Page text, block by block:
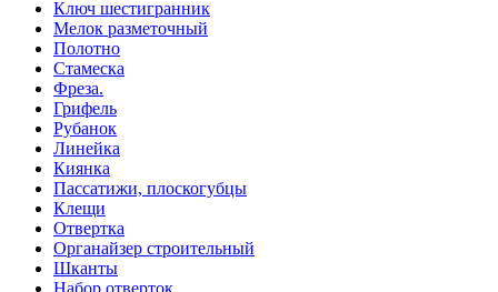
Ключ шестигранник
Мелок разметочный
Полотно
Стамеска
Фреза.
Грифель
Рубанок
Линейка
Киянка
Пассатижи, плоскогубцы
Клещи
Отвертка
Органайзер строительный
Шканты
Набор отверток